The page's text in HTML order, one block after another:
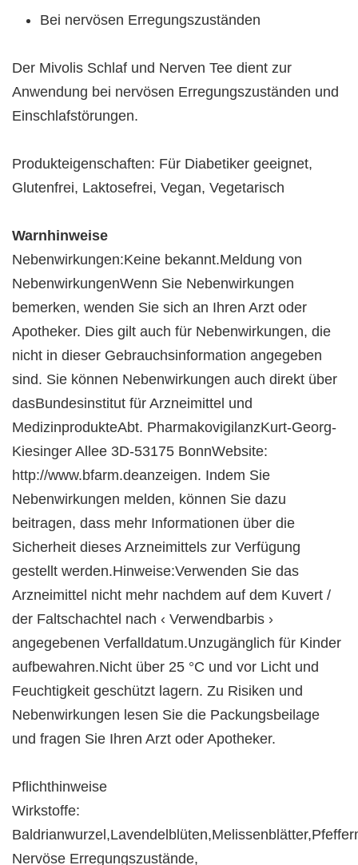
Bei nervösen Erregungszuständen
Der Mivolis Schlaf und Nerven Tee dient zur
Anwendung bei nervösen Erregungszuständen und
Einschlafstörungen.
Produkteigenschaften: Für Diabetiker geeignet,
Glutenfrei, Laktosefrei, Vegan, Vegetarisch
Warnhinweise
Nebenwirkungen:Keine bekannt.Meldung von
NebenwirkungenWenn Sie Nebenwirkungen
bemerken, wenden Sie sich an Ihren Arzt oder
Apotheker. Dies gilt auch für Nebenwirkungen, die
nicht in dieser Gebrauchsinformation angegeben
sind. Sie können Nebenwirkungen auch direkt über
dasBundesinstitut für Arzneimittel und
MedizinprodukteAbt. PharmakovigilanzKurt-Georg-
Kiesinger Allee 3D-53175 BonnWebsite:
http://www.bfarm.deanzeigen. Indem Sie
Nebenwirkungen melden, können Sie dazu
beitragen, dass mehr Informationen über die
Sicherheit dieses Arzneimittels zur Verfügung
gestellt werden.Hinweise:Verwenden Sie das
Arzneimittel nicht mehr nachdem auf dem Kuvert /
der Faltschachtel nach ‹ Verwendbarbis ›
angegebenen Verfalldatum.Unzugänglich für Kinder
aufbewahren.Nicht über 25 °C und vor Licht und
Feuchtigkeit geschützt lagern. Zu Risiken und
Nebenwirkungen lesen Sie die Packungsbeilage
und fragen Sie Ihren Arzt oder Apotheker.
Pflichthinweise
Wirkstoffe:
Nervöse Erregungszustände,